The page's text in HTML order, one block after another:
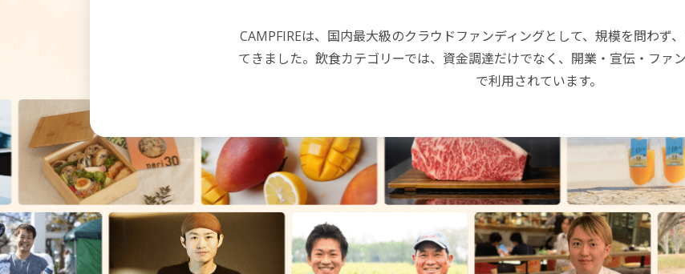
CAMPFIREは、国内最大級のクラウドファンディングとして、規模を問わず
てきました。飲食カテゴリーでは、資金調達だけでなく、開業・宣伝・ファ
で利用されています。